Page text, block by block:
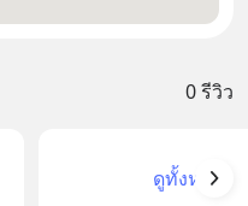
0 รีวิว
ดูทั้งหมด